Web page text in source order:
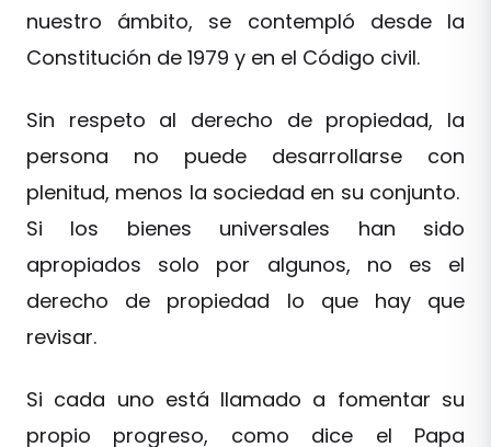
nuestro ámbito, se contempló desde la
Constitución de 1979 y en el Código civil.
Sin respeto al derecho de propiedad, la
persona no puede desarrollarse con
plenitud, menos la sociedad en su conjunto.
Si los bienes universales han sido
apropiados solo por algunos, no es el
derecho de propiedad lo que hay que
revisar.
Si cada uno está llamado a fomentar su
propio progreso, como dice el Papa